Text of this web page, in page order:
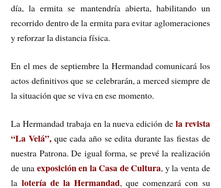
día, la ermita se mantendría abierta, habilitando un
recorrido dentro de la ermita para evitar aglomeraciones
y reforzar la distancia física.
En el mes de septiembre la Hermandad comunicará los
actos definitivos que se celebrarán, a merced siempre de
la situación que se viva en ese momento.
La Hermandad trabaja en la nueva edición de la revista
“La Velá”, que cada año se edita durante las fiestas de
nuestra Patrona. De igual forma, se prevé la realización
de una exposición en la Casa de Cultura, y la venta de
la lotería de la Hermandad, que comenzará con su